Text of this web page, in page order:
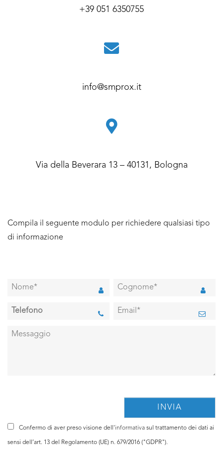
+39 051 6350755
info@smprox.it
Via della Beverara 13 – 40131, Bologna
Compila il seguente modulo per richiedere qualsiasi tipo
di informazione
Confermo di aver preso visione dell'informativa sul trattamento dei dati ai
sensi dell’art. 13 del Regolamento (UE) n. 679/2016 ("GDPR").